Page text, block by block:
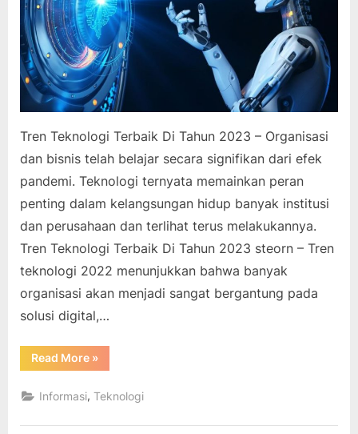
Tren Teknologi Terbaik Di Tahun 2023 – Organisasi
dan bisnis telah belajar secara signifikan dari efek
pandemi. Teknologi ternyata memainkan peran
penting dalam kelangsungan hidup banyak institusi
dan perusahaan dan terlihat terus melakukannya.
Tren Teknologi Terbaik Di Tahun 2023 steorn – Tren
teknologi 2022 menunjukkan bahwa banyak
organisasi akan menjadi sangat bergantung pada
solusi digital,…
Read More“Tren
Teknologi
Di
Tahun
»
Informasi,Teknologi